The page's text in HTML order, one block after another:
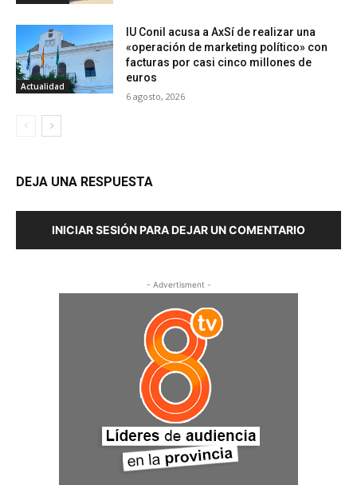
Actualidad
IU Conil acusa a AxSí de realizar una
«operación de marketing político» con
facturas por casi cinco millones de
euros
6 agosto, 2026
DEJA UNA RESPUESTA
INICIAR SESIÓN PARA DEJAR UN COMENTARIO
- Advertisment -